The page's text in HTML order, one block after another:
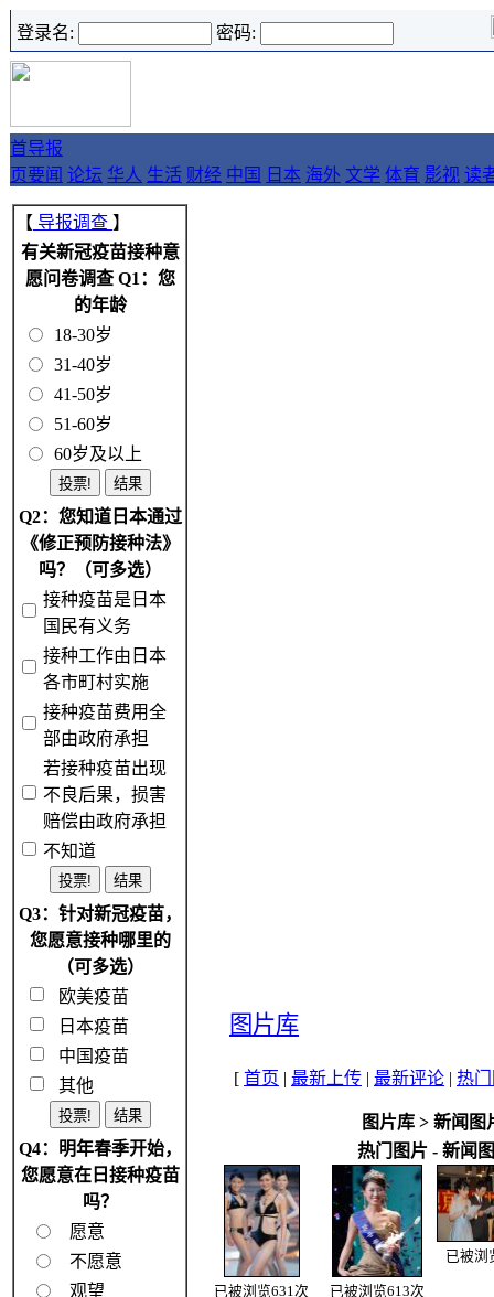
登录名: 密码:
首
页
导报
要闻 论坛 华人 生活 财经 中国 日本 海外 文学 体育 影视 读
【 导报调查 】
有关新冠疫苗接种意
愿问卷调查 Q1：您
的年龄
18-30岁
31-40岁
41-50岁
51-60岁
60岁及以上
Q2：您知道日本通过
《修正预防接种法》
吗？（可多选）
接种疫苗是日本
国民有义务
接种工作由日本
各市町村实施
接种疫苗费用全
部由政府承担
若接种疫苗出现
不良后果，损害
赔偿由政府承担
不知道
Q3：针对新冠疫苗，
您愿意接种哪里的
（可多选）
欧美疫苗
日本疫苗
中国疫苗
其他
Q4：明年春季开始，
您愿意在日接种疫苗
吗？
愿意
不愿意
观望
图片库
[ 首页 | 最新上传 | 最新评论 | 热
图片库 > 新闻图
热门图片 - 新闻
已被浏览631次 已被浏览613次
已被浏